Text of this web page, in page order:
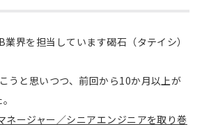
界を担当しています碣石（タテイシ）
うと思いつつ、前回から10か月以上が
ージャー／シニアエンジニアを取り巻